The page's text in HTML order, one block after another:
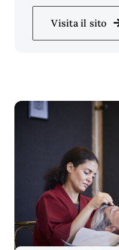
Visita il sito